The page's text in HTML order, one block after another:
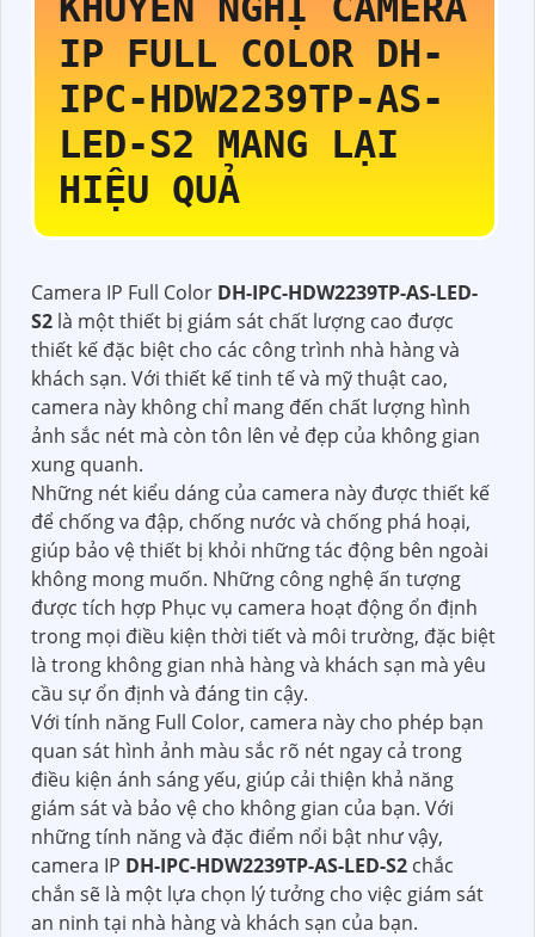
IP FULL COLOR DH-
IPC-HDW2239TP-AS-
LED-S2 MANG LẠI
HIỆU QUẢ
Camera IP Full Color DH-IPC-HDW2239TP-AS-LED-
S2 là một thiết bị giám sát chất lượng cao được
thiết kế đặc biệt cho các công trình nhà hàng và
khách sạn. Với thiết kế tinh tế và mỹ thuật cao,
camera này không chỉ mang đến chất lượng hình
ảnh sắc nét mà còn tôn lên vẻ đẹp của không gian
xung quanh.
Những nét kiểu dáng của camera này được thiết kế
để chống va đập, chống nước và chống phá hoại,
giúp bảo vệ thiết bị khỏi những tác động bên ngoài
không mong muốn. Những công nghệ ấn tượng
được tích hợp Phục vụ camera hoạt động ổn định
trong mọi điều kiện thời tiết và môi trường, đặc biệt
là trong không gian nhà hàng và khách sạn mà yêu
cầu sự ổn định và đáng tin cậy.
Với tính năng Full Color, camera này cho phép bạn
quan sát hình ảnh màu sắc rõ nét ngay cả trong
điều kiện ánh sáng yếu, giúp cải thiện khả năng
giám sát và bảo vệ cho không gian của bạn. Với
những tính năng và đặc điểm nổi bật như vậy,
camera IP DH-IPC-HDW2239TP-AS-LED-S2 chắc
chắn sẽ là một lựa chọn lý tưởng cho việc giám sát
an ninh tại nhà hàng và khách sạn của bạn.